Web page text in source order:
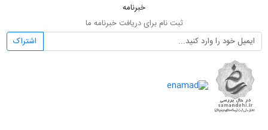
خبرنامه
ثبت نام برای دریافت خبرنامه ما
اشتراک